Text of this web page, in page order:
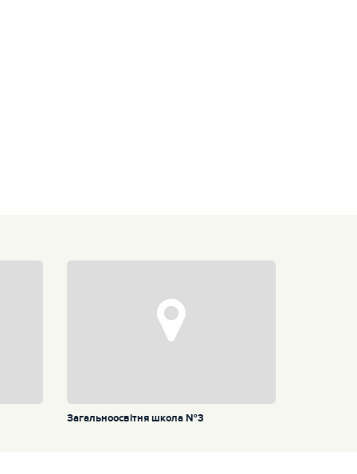
Загальноосвітня школа №3